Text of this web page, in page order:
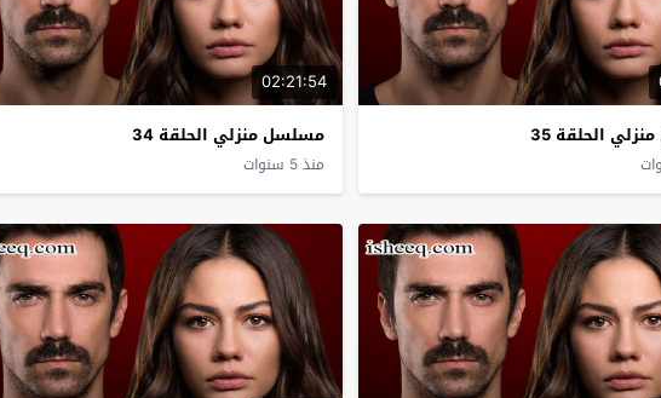
الحلقة 35
02:21:54
مسلسل منزلي الحلقة 34
منذ 5 سنوات